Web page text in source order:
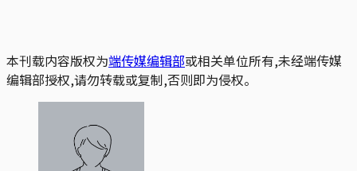
本刊载内容版权为端传媒编辑部或相关单位所有,未经端传媒
编辑部授权,请勿转载或复制,否则即为侵权。